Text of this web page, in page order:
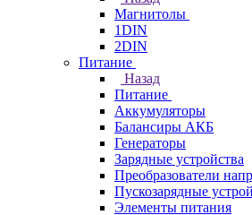
Магнитолы
1DIN
2DIN
Питание
Назад
Питание
Аккумуляторы
Балансиры АКБ
Генераторы
Зарядные устройства
Преобразователи
Пускозарядные
Элементы питания